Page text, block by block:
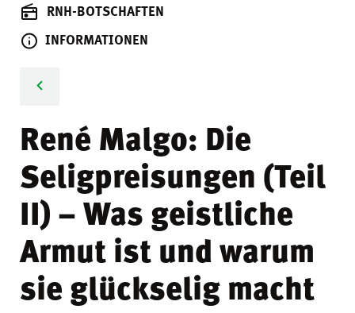
RNH-BOTSCHAFTEN
INFORMATIONEN
René Malgo: Die
Seligpreisungen (Teil
II) – Was geistliche
Armut ist und warum
sie glückselig macht